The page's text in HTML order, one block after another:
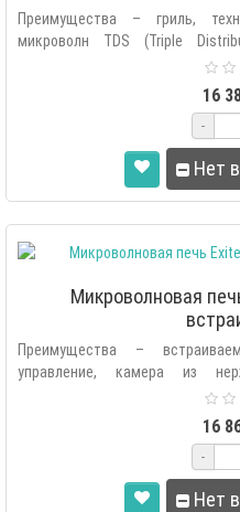
Преимущества – гриль,
микроволн TDS (Triple
16
-
Нет
Микроволновая
Преимущества –
управление, камера из
внутренний объём, стильный
16
-
Нет